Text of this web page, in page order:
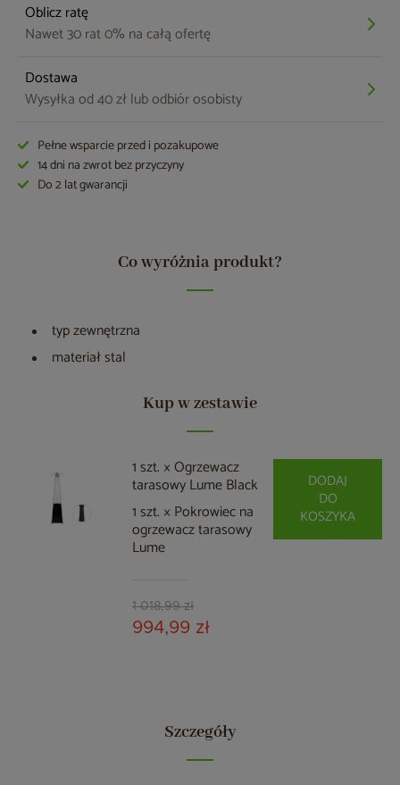
Oblicz ratę
Nawet 30 rat 0% na całą ofertę
Dostawa
Wysyłka od 40 zł lub odbiór osobisty
Pełne wsparcie przed i pozakupowe
14 dni na zwrot bez przyczyny
Do 2 lat gwarancji
Co wyróżnia produkt?
typ zewnętrzna
materiał stal
Kup w zestawie
1 szt. × Ogrzewacz
tarasowy Lume Black
1 szt. × Pokrowiec na
ogrzewacz tarasowy
Lume
1 018,99 zł
994,99 zł
DODAJ
DO
KOSZYKA
Szczegóły